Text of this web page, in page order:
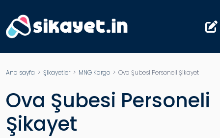
Ana sayfa > Şikayetler> MNG Kargo > Ova Şubesi Personeli Şikayet
Ova Şubesi Personeli
Şikayet